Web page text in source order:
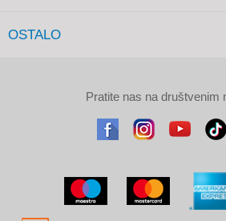
OSTALO
Pratite nas na društvenim